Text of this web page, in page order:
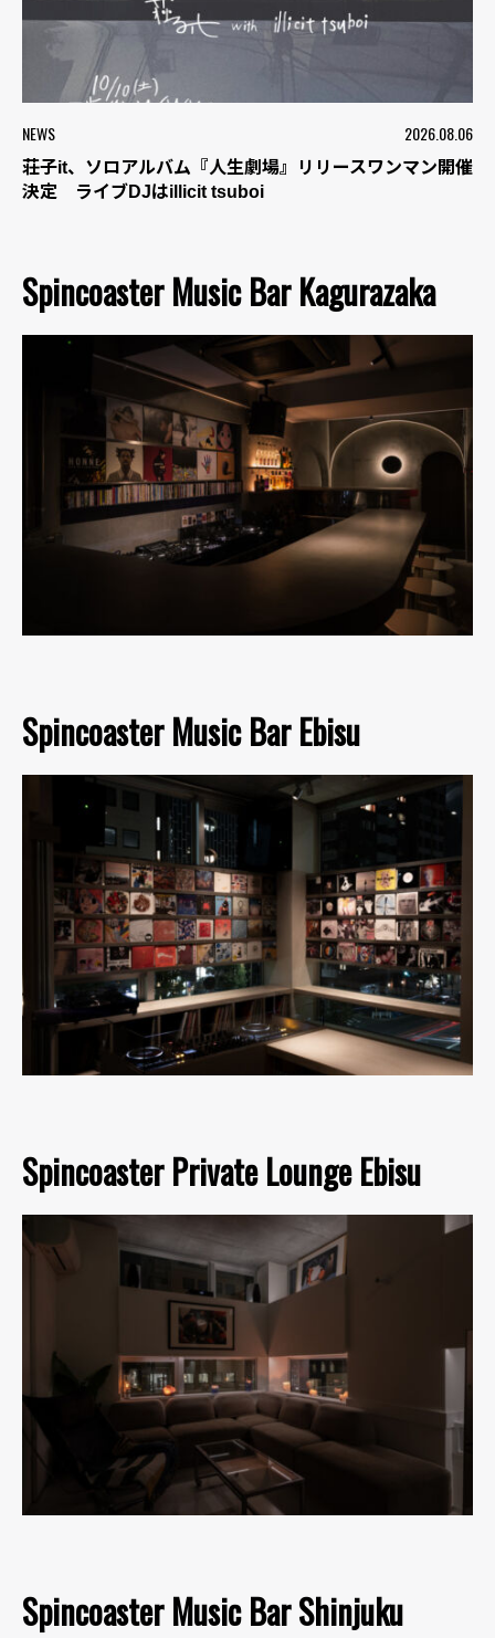
NEWS 2026.08.06
荘子it、ソロアルバム『人生劇場』リリースワンマン開催
決定 ライブDJはillicit tsuboi
Spincoaster Music Bar Kagurazaka
Spincoaster Music Bar Ebisu
Spincoaster Private Lounge Ebisu
Spincoaster Music Bar Shinjuku